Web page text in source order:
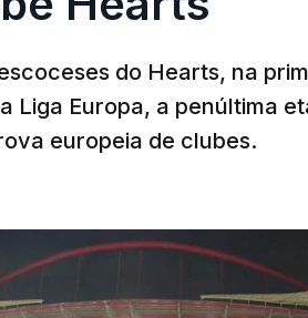
do Hearts, na
Liga Europa, a penúltima
europeia de clubes.